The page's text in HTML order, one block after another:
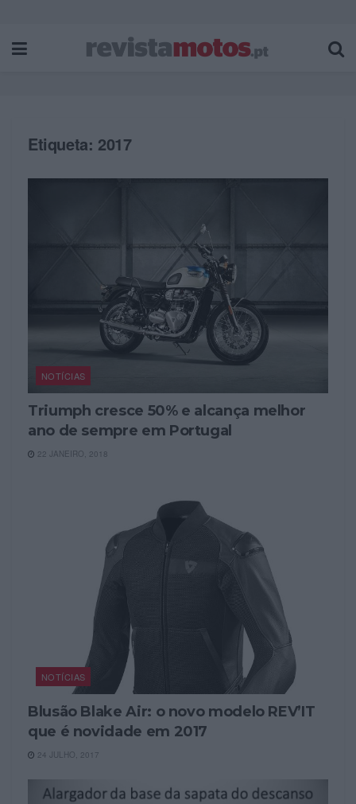
Etiqueta: 2017
NOTÍCIAS
Triumph cresce 50% e alcança melhor
ano de sempre em Portugal
22 JANEIRO, 2018
NOTÍCIAS
Blusão Blake Air: o novo modelo REV’IT
que é novidade em 2017
24 JULHO, 2017